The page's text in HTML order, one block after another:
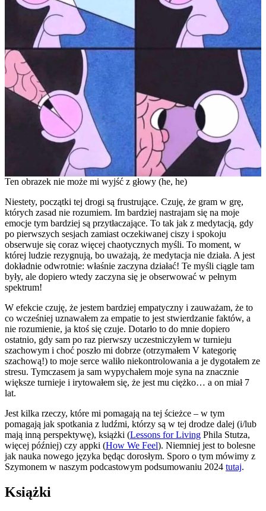
Ten obrazek nie może mi wyjść z głowy (he, he)
Niestety, początki tej drogi są frustrujące. Czuję, że gram w grę,
których zasad nie rozumiem. Im bardziej nastrajam się na moje
emocje tym bardziej są przytłaczające. To tak jak z medytacją, gdy
po pierwszych sesjach zamiast oczekiwanej ciszy i spokoju
obserwuje się coraz więcej chaotycznych myśli. To moment, w
której ludzie rezygnują, bo uważają, że medytacja nie działa. A jest
dokładnie odwrotnie: właśnie zaczyna działać! Te myśli ciągle tam
były, ale dopiero wtedy zaczyna się je obserwować w pełnym
spektrum!
W efekcie czuję, że jestem bardziej empatyczny i zauważam, że to
co wcześniej uznawałem za empatie to jest stwierdzanie faktów, a
nie rozumienie, ja ktoś się czuje. Dotarło to do mnie dopiero
ostatnio, gdy sam po raz pierwszy uczestniczyłem w turnieju
szachowym i choć poszło mi dobrze (otrzymałem V kategorię
szachową!) to moje serce waliło niekontrolowania a je dygotałem ze
stresu. Tymczasem ja sam wypychałem moje syna na znacznie
większe turnieje i irytowałem się, że jest mu ciężko… a on miał 7
lat.
Jest kilka rzeczy, które mi pomagają na tej ścieżce – w tym
pomagają jak spotkania z ludźmi, którzy są w tej drodze dalej (i/lub
mają inną perspektywę), książki (Lessons for Living Phila Stutza,
więcej później) czy appki (How We Feel). Niemniej jest to bolesne
jak nauka nowego języka będąc dorosłym. Sporo o tym mówimy z
Szymonem w naszym podcastowym podsumowaniu 2024 tutaj.
Książki